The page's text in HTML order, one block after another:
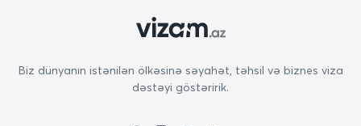
Biz dünyanın istənilən ölkəsinə səyahət, təhsil və biznes viza
dəstəyi göstəririk.